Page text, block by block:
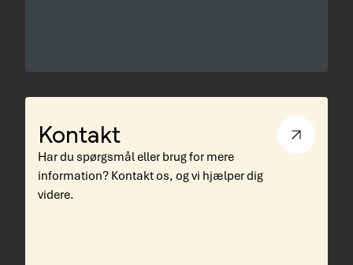
Kontakt
Har du spørgsmål eller brug for mere
information? Kontakt os, og vi hjælper dig
videre.